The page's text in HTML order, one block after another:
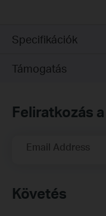
Specifikációk
Támogatás
Feliratkozás
Email Address
Követés